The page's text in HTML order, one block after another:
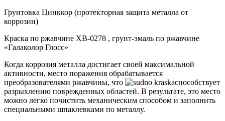
Грунтовка Цинккор (протекторная защита металла от
коррозии)
Краска по ржавчине ХВ-0278 , грунт-эмаль по ржавчине
«Галаколор Глосс»
Когда коррозия металла достигает своей максимальной
активности, место поражения обрабатывается
преобразователями ржавчины, что
способствует
разрыхлению поврежденных областей. В результате, это место
можно легко почистить механическим способом и заполнить
специальными шпаклевками по металлу.